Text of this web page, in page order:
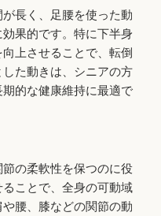
長く、足腰を使った動
果的です。特に下半身
上させることで、転倒
た動きは、シニアの方
的な健康維持に最適で
の柔軟性を保つのに役
ことで、全身の可動域
腰、膝などの関節の動